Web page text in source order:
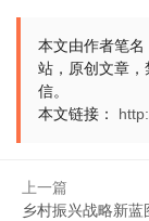
本文由作者笔
站，原创文章
信。
本文链接：
上一篇
乡村振兴战略新蓝图,20大政策如